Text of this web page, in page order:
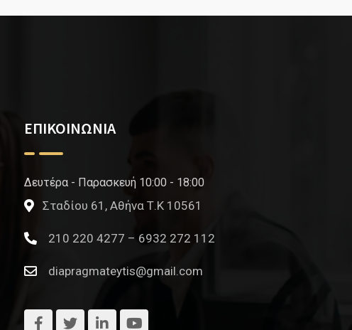
ΕΠΙΚΟΙΝΩΝΙΑ
Δευτέρα - Παρασκευή 10:00 - 18:00
Σταδίου 61, Αθήνα Τ.Κ 10561
210 220 4277 – 6932 272 112
diapragmateytis@gmail.com